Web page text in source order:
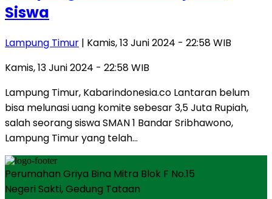
Siswa
Lampung Timur | Kamis, 13 Juni 2024 - 22:58 WIB
Kamis, 13 Juni 2024 - 22:58 WIB
Lampung Timur, Kabarindonesia.co Lantaran belum
bisa melunasi uang komite sebesar 3,5 Juta Rupiah,
salah seorang siswa SMAN 1 Bandar Sribhawono,
Lampung Timur yang telah…
Perumahan Griya Bina Mitra Blok F No.15
Negeri Sakti, Gedung Tataan